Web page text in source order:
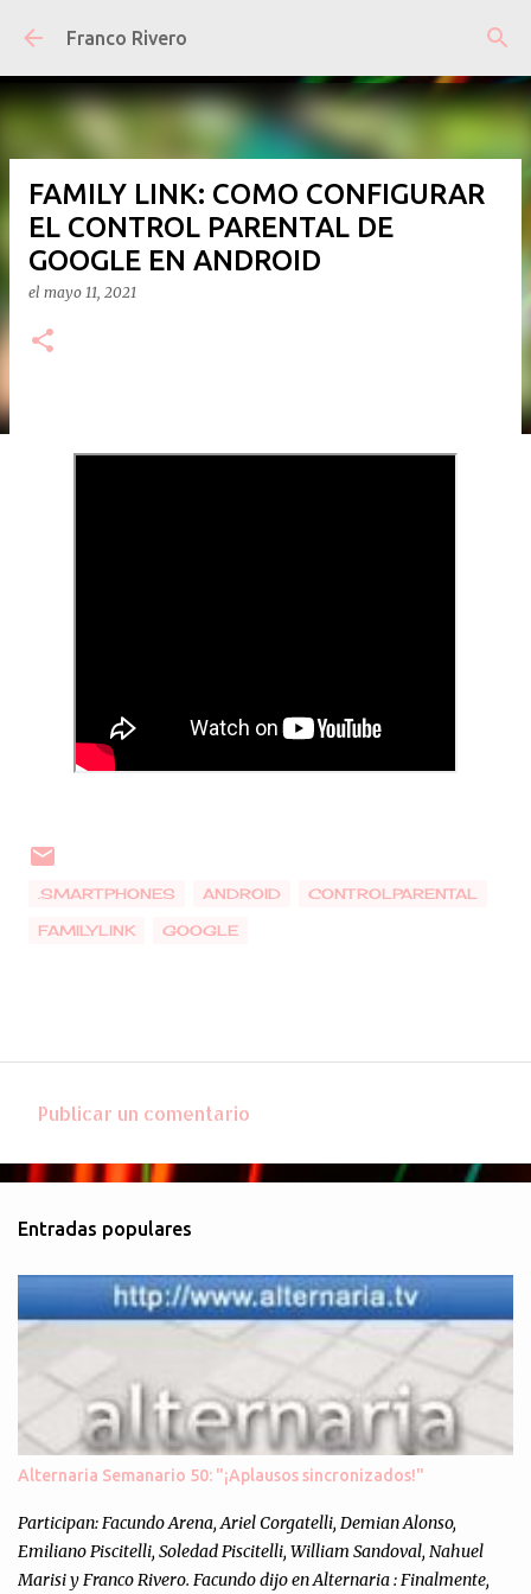
Ir al contenido principal
Franco Rivero
FAMILY LINK: COMO CONFIGURAR
EL CONTROL PARENTAL DE
GOOGLE EN ANDROID
el mayo 11, 2021
.SMARTPHONES ANDROID CONTROLPARENTAL
FAMILYLINK GOOGLE
o
e
n
t
o
s
Publicar un comentario
Entradas populares
Alternaria Semanario 50: "¡Aplausos sincronizados!"
Participan: Facundo Arena, Ariel Corgatelli, Demian Alonso,
Emiliano Piscitelli, Soledad Piscitelli, William Sandoval, Nahuel
Marisi y Franco Rivero. Facundo dijo en Alternaria : Finalmente,